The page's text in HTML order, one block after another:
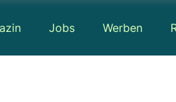
Jobs Werben